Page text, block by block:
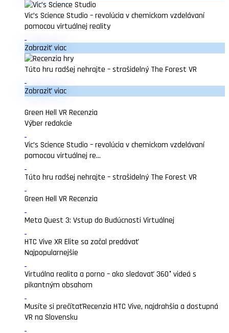
Vic’s Science Studio – revolúcia v chemickom vzdelávaní
pomocou virtuálnej reality
Zobraziť viac
Túto hru radšej nehrajte – strašidelný The Forest VR
Zobraziť viac
Green Hell VR Recenzia
Výber redakcie
Vic’s Science Studio – revolúcia v chemickom vzdelávaní
pomocou virtuálnej re...
Túto hru radšej nehrajte – strašidelný The Forest VR
Green Hell VR Recenzia
Meta Quest 3: Vstup do Budúcnosti Virtuálnej
HTC Vive XR Elite sa začal predávať
Najpopularnejšie
Virtuálna realita a porno – ako sledovať 360° videá s
pikantným obsahom
Musíte si prečítaťRecenzia HTC Vive, najdrahšia a dostupná
VR na Slovensku